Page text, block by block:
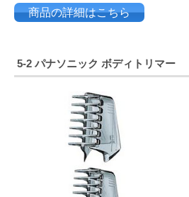
商品の詳細はこちら
5-2 パナソニック ボディトリマー